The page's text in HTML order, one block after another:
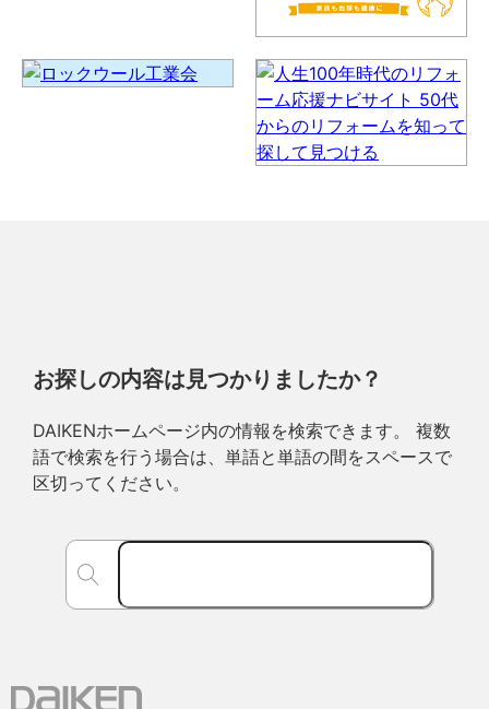
お探しの内容は見つかりましたか？
DAIKENホームページ内の情報を検索できます。 複数
語で検索を行う場合は、単語と単語の間をスペースで
区切ってください。